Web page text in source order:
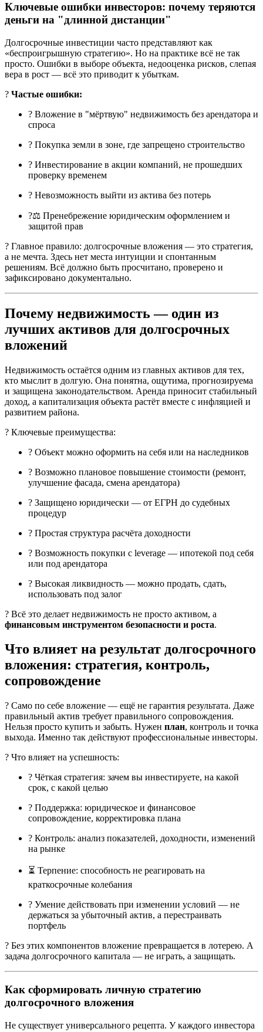
Ключевые ошибки инвесторов: почему теряются
деньги на "длинной дистанции"
Долгосрочные инвестиции часто представляют как
«беспроигрышную стратегию». Но на практике всё не так
просто. Ошибки в выборе объекта, недооценка рисков, слепая
вера в рост — всё это приводит к убыткам.
? Частые ошибки:
? Вложение в "мёртвую" недвижимость без арендатора и
спроса
? Покупка земли в зоне, где запрещено строительство
? Инвестирование в акции компаний, не прошедших
проверку временем
? Невозможность выйти из актива без потерь
?‍⚖️ Пренебрежение юридическим оформлением и
защитой прав
? Главное правило: долгосрочные вложения — это стратегия,
а не мечта. Здесь нет места интуиции и спонтанным
решениям. Всё должно быть просчитано, проверено и
зафиксировано документально.
Почему недвижимость — один из
лучших активов для долгосрочных
вложений
Недвижимость остаётся одним из главных активов для тех,
кто мыслит в долгую. Она понятна, ощутима, прогнозируема
и защищена законодательством. Аренда приносит стабильный
доход, а капитализация объекта растёт вместе с инфляцией и
развитием района.
? Ключевые преимущества:
? Объект можно оформить на себя или на наследников
? Возможно плановое повышение стоимости (ремонт,
улучшение фасада, смена арендатора)
? Защищено юридически — от ЕГРН до судебных
процедур
? Простая структура расчёта доходности
? Возможность покупки с leverage — ипотекой под себя
или под арендатора
? Высокая ликвидность — можно продать, сдать,
использовать под залог
? Всё это делает недвижимость не просто активом, а
финансовым инструментом безопасности и роста.
Что влияет на результат долгосрочного
вложения: стратегия, контроль,
сопровождение
? Само по себе вложение — ещё не гарантия результата. Даже
правильный актив требует правильного сопровождения.
Нельзя просто купить и забыть. Нужен план, контроль и точка
выхода. Именно так действуют профессиональные инвесторы.
? Что влияет на успешность:
? Чёткая стратегия: зачем вы инвестируете, на какой
срок, с какой целью
? Поддержка: юридическое и финансовое
сопровождение, корректировка плана
? Контроль: анализ показателей, доходности, изменений
на рынке
⏳ Терпение: способность не реагировать на
краткосрочные колебания
? Умение действовать при изменении условий — не
держаться за убыточный актив, а перестраивать
портфель
? Без этих компонентов вложение превращается в лотерею. А
задача долгосрочного капитала — не играть, а защищать.
Как сформировать личную стратегию
долгосрочного вложения
Не существует универсального рецепта. У каждого инвестора